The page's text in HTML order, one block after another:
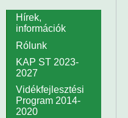
Hírek,
információk
Rólunk
KAP ST 2023-
2027
Vidékfejlesztési
Program 2014-
2020